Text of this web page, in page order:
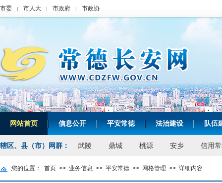
市委 | 市人大 | 市政府 | 市政协
网站首页 | 信息公开 | 平安常德 | 法治建设 | 队伍
辖区、县（市）网群： 武陵 鼎城 桃源 安乡 信用
您的位置： 首页 >> 业务信息 >> 平安常德 >> 网格管理 >> 详细内容